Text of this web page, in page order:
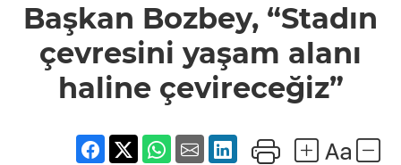
çevresini
yaşam alanı
çevireceğiz”
Başkan Bozbey, “Stadın
çevresini yaşam alanı
haline çevireceğiz”